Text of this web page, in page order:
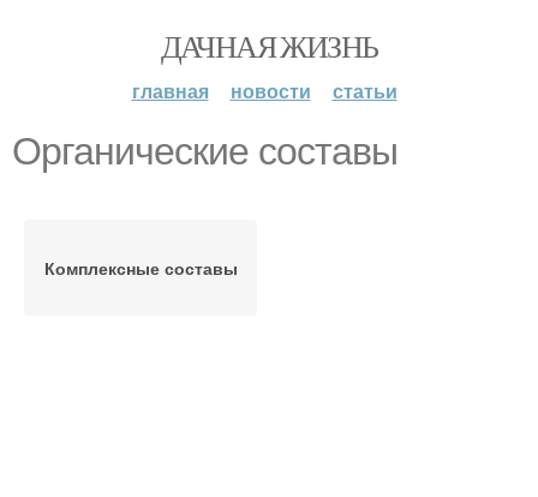
ДАЧНАЯ ЖИЗНЬ
главная новости статьи
Органические составы
Комплексные составы